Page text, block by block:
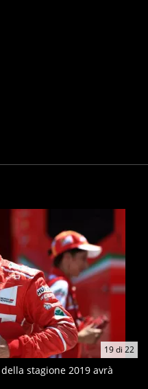
19di 22
stagione 2019 avrà